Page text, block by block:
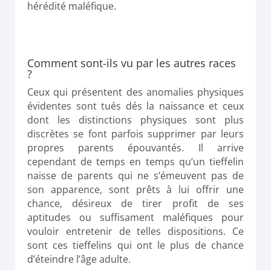
hérédité maléfique.
Comment sont-ils vu par les autres races
?
Ceux qui présentent des anomalies physiques
évidentes sont tués dés la naissance et ceux
dont les distinctions physiques sont plus
discrètes se font parfois supprimer par leurs
propres parents épouvantés. Il arrive
cependant de temps en temps qu’un tieffelin
naisse de parents qui ne s’émeuvent pas de
son apparence, sont prêts à lui offrir une
chance, désireux de tirer profit de ses
aptitudes ou suffisament maléfiques pour
vouloir entretenir de telles dispositions. Ce
sont cestieffelins qui ont le plus de chance
d’éteindre l’âge adulte.